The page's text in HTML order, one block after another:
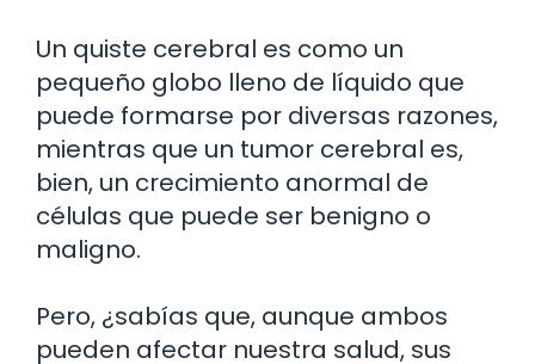
Un quiste cerebral es como un
pequeño globo lleno de líquido que
puede formarse por diversas razones,
mientras que un tumor cerebral es,
bien, un crecimiento anormal de
células que puede ser benigno o
maligno.
Pero, ¿sabías que, aunque ambos
pueden afectar nuestra salud, sus